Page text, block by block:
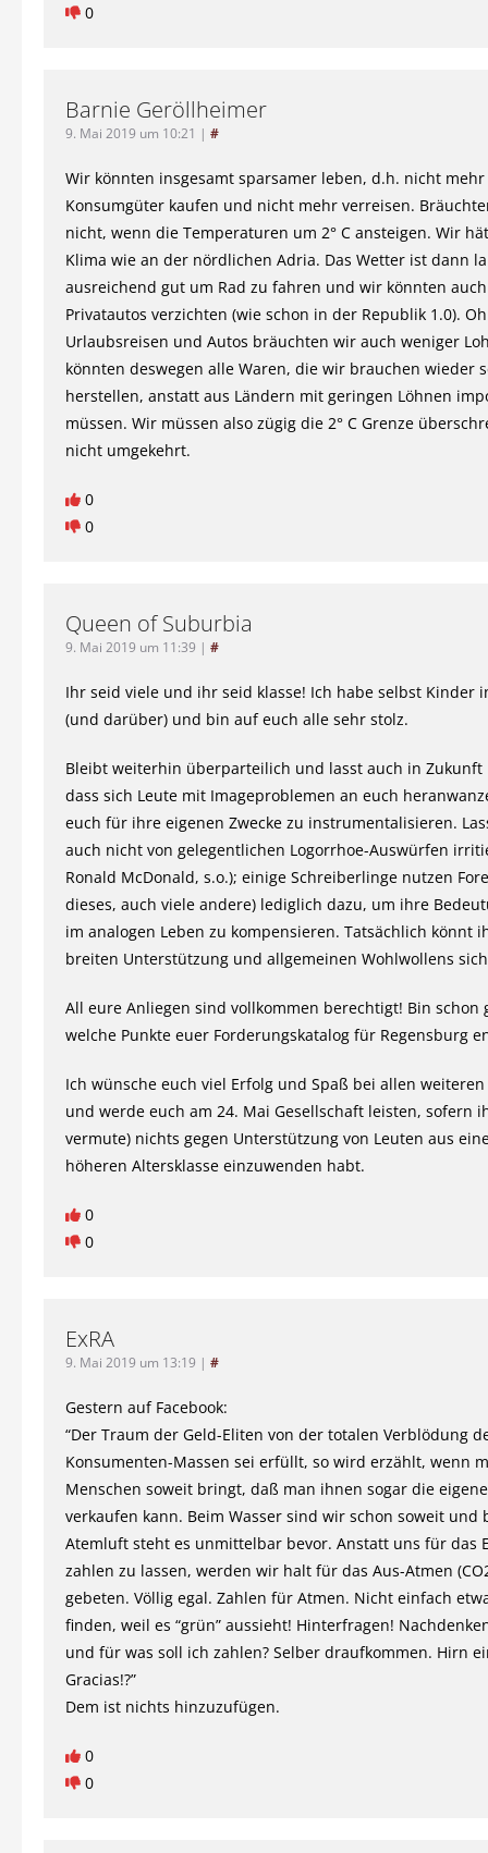
0
Barnie Geröllheimer
9. Mai 2019 um 10:21 | #
Wir könnten insgesamt sparsamer leben, d.h. nicht mehr
Konsumgüter kaufen und nicht mehr verreisen.
nicht, wenn die Temperaturen um 2° C ansteigen. Wir
Klima wie an der nördlichen Adria. Das Wetter ist dann
ausreichend gut um Rad zu fahren und wir könnten
Privatautos verzichten (wie schon in der Republik 1.0).
Urlaubsreisen und Autos bräuchten wir auch weniger
könnten deswegen alle Waren, die wir brauchen wieder
herstellen, anstatt aus Ländern mit geringen Löhnen
müssen. Wir müssen also zügig die 2° C Grenze
nicht umgekehrt.
0
0
Queen of Suburbia
9. Mai 2019 um 11:39 | #
Ihr seid viele und ihr seid klasse! Ich habe selbst Kinder
(und darüber) und bin auf euch alle sehr stolz.
Bleibt weiterhin überparteilich und lasst auch in Zukunft
dass sich Leute mit Imageproblemen an euch
euch für ihre eigenen Zwecke zu instrumentalisieren.
auch nicht von gelegentlichen Logorrhoe-Auswürfen
Ronald McDonald, s.o.); einige Schreiberlinge nutzen
dieses, auch viele andere) lediglich dazu, um ihre
im analogen Leben zu kompensieren. Tatsächlich könnt
breiten Unterstützung und allgemeinen Wohlwollens
All eure Anliegen sind vollkommen berechtigt! Bin schon
welche Punkte euer Forderungskatalog für Regensburg
Ich wünsche euch viel Erfolg und Spaß bei allen
und werde euch am 24. Mai Gesellschaft leisten, sofern
vermute) nichts gegen Unterstützung von Leuten aus
höheren Altersklasse einzuwenden habt.
0
0
ExRA
9. Mai 2019 um 13:19 | #
Gestern auf Facebook:
“Der Traum der Geld-Eliten von der totalen Verblödung
Konsumenten-Massen sei erfüllt, so wird erzählt, wenn
Menschen soweit bringt, daß man ihnen sogar die
verkaufen kann. Beim Wasser sind wir schon soweit und
Atemluft steht es unmittelbar bevor. Anstatt uns für das
zahlen zu lassen, werden wir halt für das Aus-Atmen
gebeten. Völlig egal. Zahlen für Atmen. Nicht einfach
finden, weil es “grün” aussieht! Hinterfragen!
und für was soll ich zahlen? Selber draufkommen. Hirn
Gracias!?”
Dem ist nichts hinzuzufügen.
0
0